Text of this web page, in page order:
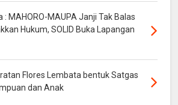
: MAHORO-MAUPA Janji Tak Balas
Hukum, SOLID Buka Lapangan
Flores Lembata bentuk Satgas
dan Anak